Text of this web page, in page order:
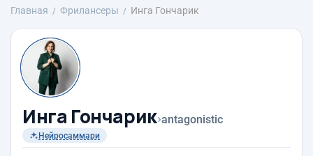
Главная Фрилансеры Инга Гончарик
Инга Гончарик›antagonistic
Нейросаммари